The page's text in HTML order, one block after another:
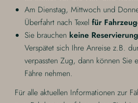
Am Dienstag, Mittwoch und
Überfahrt nach Texelfür
Sie brauchen keine Reservierung
Verspätet sich Ihre Anreise z.B.
verpassten Zug, dann können Sie
Fähre nehmen.
Für alle aktuellen Informationen zur